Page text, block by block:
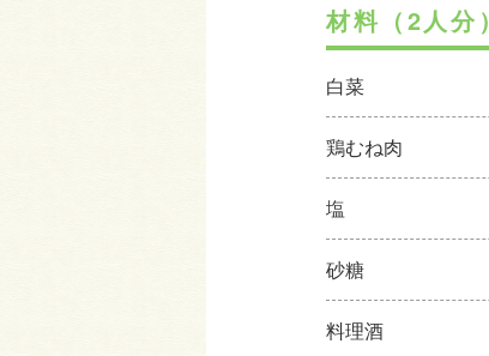
材料（2人分）
白菜
鶏むね肉
塩
砂糖
料理酒